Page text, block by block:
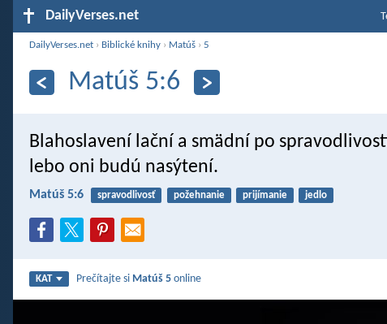
DailyVerses.net
DailyVerses.net › Biblické knihy › Matúš ›5
Matúš 5:6
Blahoslavení lační a smädní po
lebo oni budú nasýtení.
Matúš 5:6 spravodlivosť požehnanie prijímanie jedlo
KAT Prečítajte si Matúš 5 online